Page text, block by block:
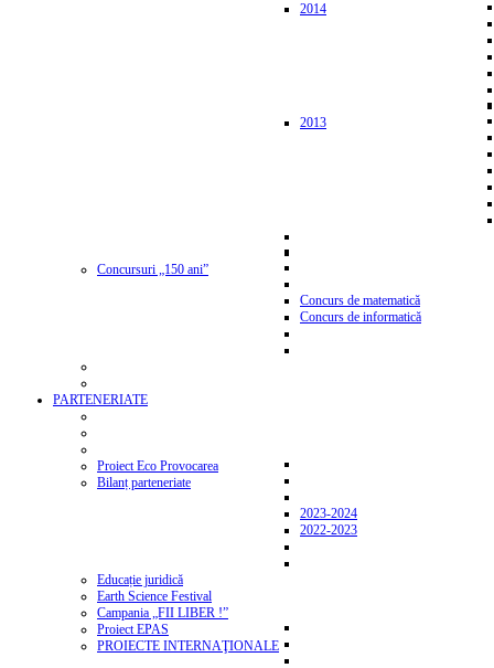
2014
2013
Concursuri „150 ani”
Concurs de matematică
Concurs de informatică
PARTENERIATE
Proiect Eco Provocarea
Bilanț parteneriate
2023-2024
2022-2023
Educație juridică
Earth Science Festival
Campania „FII LIBER !”
Proiect EPAS
PROIECTE INTERNAŢIONALE